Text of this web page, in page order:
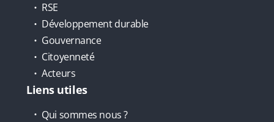
RSE
Développement durable
Gouvernance
Citoyenneté
Acteurs
Liens utiles
Qui sommes nous ?